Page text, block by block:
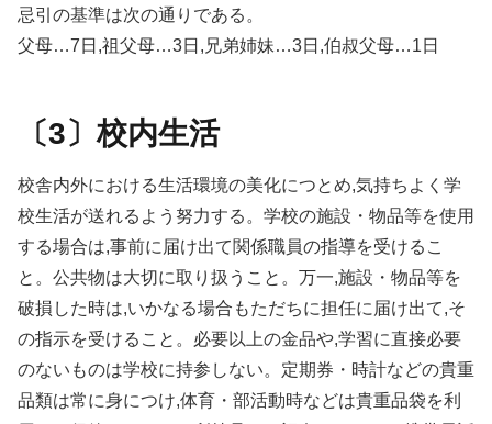
忌引の基準は次の通りである。
父母…7日,祖父母…3日,兄弟姉妹…3日,伯叔父母…1日
〔3〕校内生活
校舎内外における生活環境の美化につとめ,気持ちよく学
校生活が送れるよう努力する。学校の施設・物品等を使用
する場合は,事前に届け出て関係職員の指導を受けるこ
と。公共物は大切に取り扱うこと。万一,施設・物品等を
破損した時は,いかなる場合もただちに担任に届け出て,そ
の指示を受けること。必要以上の金品や,学習に直接必要
のないものは学校に持参しない。定期券・時計などの貴重
品類は常に身につけ,体育・部活動時などは貴重品袋を利